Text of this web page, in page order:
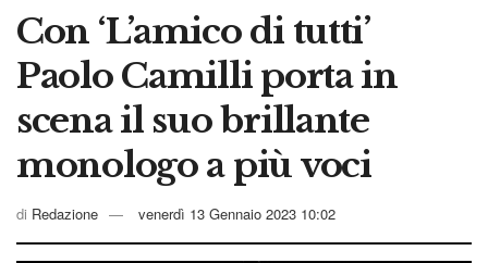
Con ‘L’amico di tutti’
Paolo Camilli porta in
scena il suo brillante
monologo a più voci
di Redazione venerdì 13 Gennaio 2023 10:02